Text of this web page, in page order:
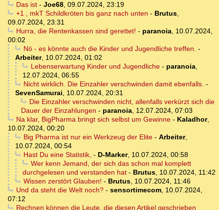
Das ist- Joe68, 09.07.2024, 23:19
+1 , mkT Schildkröten bis ganz nach unten - Brutus,
09.07.2024, 23:31
Hurra, die Rentenkassen sind gerettet! - paranoia, 10.07.2024,
00:02
Nö - es könnte auch die Kinder und Jugendliche treffen. -
Arbeiter, 10.07.2024, 01:02
Lebenserwartung Kinder und Jugendliche- paranoia,
12.07.2024, 06:55
Nicht wirklich. Die Einzahler verschwinden damit ebenfalls. -
SevenSamurai, 10.07.2024, 20:31
Die Einzahler verschwinden nicht, allenfalls verkürzt sich die
Dauer der Einzahlungen - paranoia, 12.07.2024, 07:03
Na klar, BigPharma bringt sich selbst um Gewinne- Kaladhor,
10.07.2024, 00:20
Big Pharma ist nur ein Werkzeug der Elite- Arbeiter,
10.07.2024, 00:54
Hast Du eine Statistik, - D-Marker, 10.07.2024, 00:58
Wer kenn Jemand, der sich das schon mal komplett
durchgelesen und verstanden hat - Brutus, 10.07.2024, 11:42
Wissen zerstört Glauben! - Brutus, 10.07.2024, 11:46
Und da steht die Welt noch?- sensortimecom, 10.07.2024,
07:12
Rechnen können die Leute, die diesen Artikel geschrieben